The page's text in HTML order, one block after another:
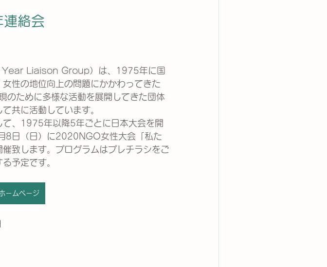
連絡会
Year Liaison Group）は、1975年に国
性の地位向上の問題にかかわってきた
のために多様な活動を展開してきた団体
共に活動しています。
て、1975年以降5年ごとに日本大会を開
8日（日）に2020NGO女性大会「私た
致します。プログラムはプレチラシをご
予定です。
ームページ